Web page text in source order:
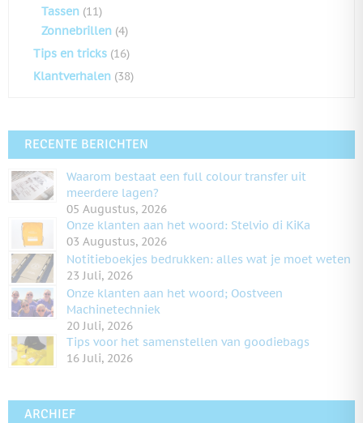
Tassen (11)
Zonnebrillen (4)
Tips en tricks (16)
Klantverhalen (38)
RECENTE BERICHTEN
Waarom bestaat een full colour transfer uit
meerdere lagen?
05 Augustus, 2026
Onze klanten aan het woord: Stelvio di KiKa
03 Augustus, 2026
Notitieboekjes bedrukken: alles wat je moet weten
23 Juli, 2026
Onze klanten aan het woord; Oostveen
Machinetechniek
20 Juli, 2026
Tips voor het samenstellen van goodiebags
16 Juli, 2026
ARCHIEF